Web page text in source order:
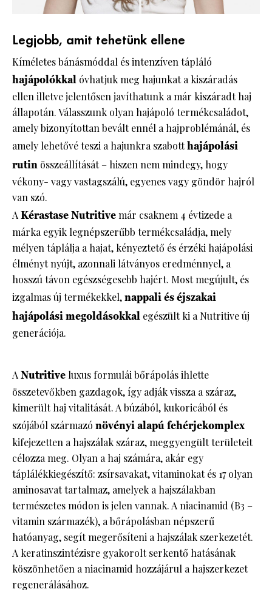
Legjobb, amit tehetünk ellene
Kíméletes bánásmóddal és intenzíven tápláló
hajápolókkal óvhatjuk meg hajunkat a kiszáradás
ellen illetve jelentősen javíthatunk a már kiszáradt haj
állapotán. Válasszunk olyan hajápoló termékcsaládot,
amely bizonyítottan bevált ennél a hajproblémánál, és
amely lehetővé teszi a hajunkra szabotthajápolási
rutin összeállítását – hiszen nem mindegy, hogy
vékony- vagy vastagszálú, egyenes vagy göndör hajról
van szó.
AKérastase Nutritivemár csaknem 4 évtizede a
márka egyik legnépszerűbb termékcsaládja, mely
mélyen táplálja a hajat, kényeztető és érzéki hajápolási
élményt nyújt, azonnali látványos eredménnyel, a
hosszú távon egészségesebb hajért. Most megújult, és
izgalmas új termékekkel,nappali és éjszakai
hajápolási megoldásokkal egészült ki a Nutritive új
generációja.
ANutritive luxus formulái bőrápolás ihlette
összetevőkben gazdagok, így adják vissza a száraz,
kimerült haj vitalitását. A búzából, kukoricából és
szójából származó növényi alapú fehérjekomplex
kifejezetten a hajszálak száraz, meggyengült területeit
célozza meg. Olyan a haj számára, akár egy
táplálékkiegészítő: zsírsavakat, vitaminokat és 17 olyan
aminosavat tartalmaz, amelyek a hajszálakban
természetes módon is jelen vannak. A niacinamid (B3 –
vitamin származék), a bőrápolásban népszerű
hatóanyag, segít megerősíteni a hajszálak szerkezetét.
A keratinszintézisre gyakorolt serkentő hatásának
köszönhetően a niacinamid hozzájárul a hajszerkezet
regenerálásához.